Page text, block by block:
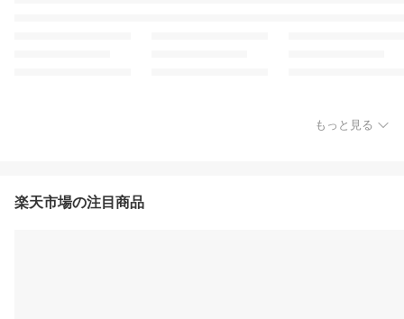
もっと見る
楽天市場の注目商品